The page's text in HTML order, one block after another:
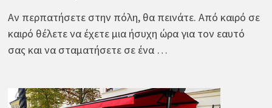
Αν περπατήσετε στην πόλη, θα πεινάτε. Από καιρό σε
καιρό θέλετε να έχετε μια ήσυχη ώρα για τον εαυτό
σας και να σταματήσετε σε ένα …